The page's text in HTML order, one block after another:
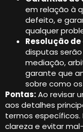
em relação à
defeito, e
qualquer
Resolução
disputas
mediação,
garante que
sobre como
Pontas:Ao revisar
aos detalhes
termos
clareza e evitar